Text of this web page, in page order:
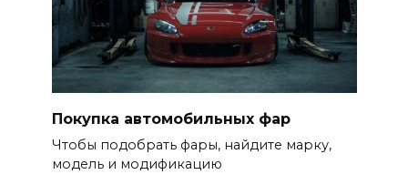
Покупка автомобильных фар
Чтобы подобрать фары, найдите марку,
модель и модификацию